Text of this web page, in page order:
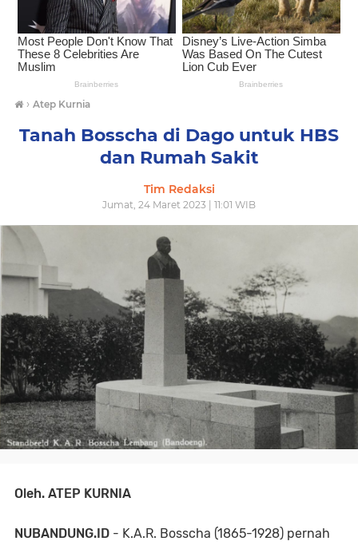
› Atep Kurnia
Tanah Bosscha di Dago untuk HBS
dan Rumah Sakit
Tim Redaksi
Jumat, 24 Maret 2023 | 11:01 WIB
Oleh. ATEP KURNIA
NUBANDUNG.ID - K.A.R. Bosscha (1865-1928) pernah